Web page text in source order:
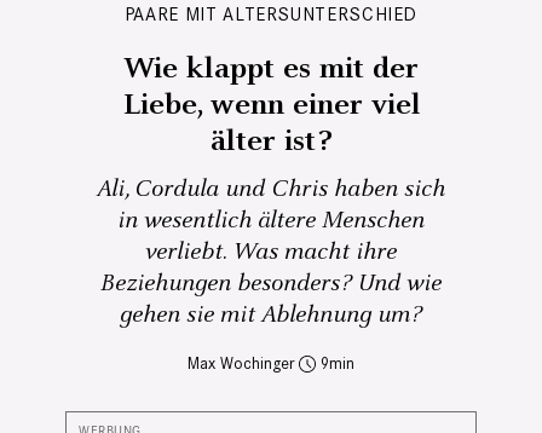
PAARE MIT ALTERSUNTERSCHIED
Wie klappt es mit der
Liebe, wenn einer viel
älter ist?
Ali, Cordula und Chris haben sich
in wesentlich ältere Menschen
verliebt. Was macht ihre
Beziehungen besonders? Und wie
gehen sie mit Ablehnung um?
Max Wochinger 9